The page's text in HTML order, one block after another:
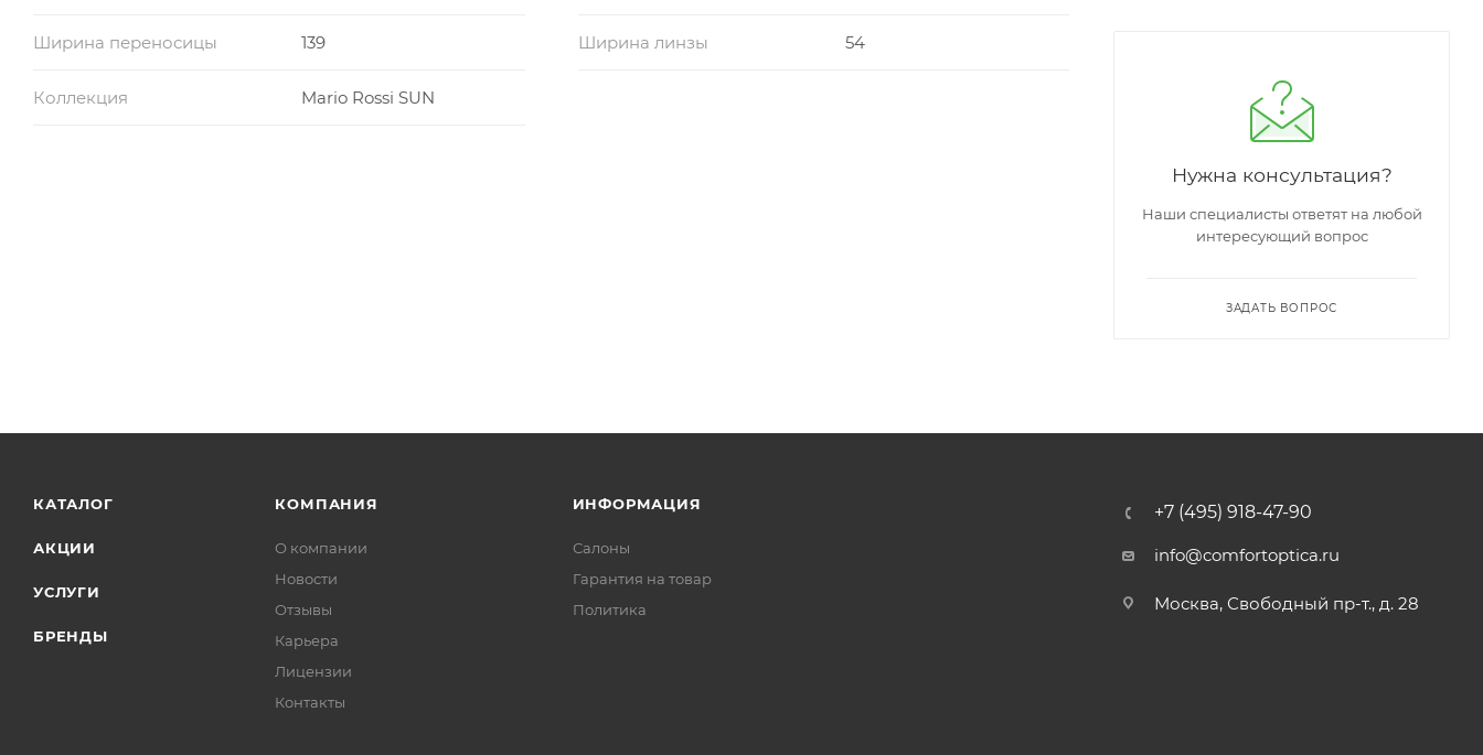
Ширина переносицы 139 Ширина линзы 54
Коллекция Mario Rossi SUN
Нужна консультация?
Наши специалисты ответят на любой
интересующий вопрос
ЗАДАТЬ ВОПРОС
КАТАЛОГ
АКЦИИ
УСЛУГИ
БРЕНДЫ
КОМПАНИЯ
О компании
Новости
Отзывы
Карьера
Лицензии
Контакты
ИНФОРМАЦИЯ
Салоны
Гарантия на товар
Политика
+7 (495) 918-47-90
info@comfortoptica.ru
Москва, Свободный пр-т., д. 28